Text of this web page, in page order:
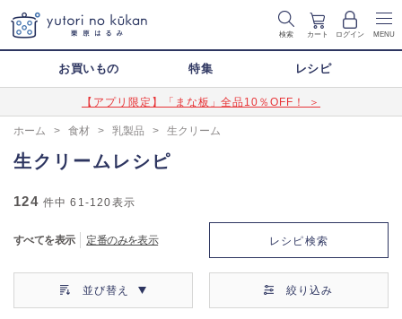
検索 カート ログイン MENU
お買いもの 特集 レシピ
【アプリ限定】「まな板」全品10％OFF！ ＞
ホーム > 食材 > 乳製品 > 生クリーム
生クリームレシピ
124 件中 61-120表示
すべてを表示 定番のみを表示 レシピ検索
並び替え 絞り込み